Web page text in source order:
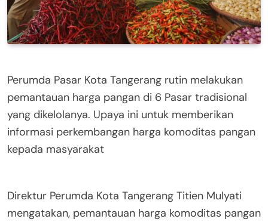
Perumda Pasar Kota Tangerang rutin melakukan
pemantauan harga pangan di 6 Pasar tradisional
yang dikelolanya. Upaya ini untuk memberikan
informasi perkembangan harga komoditas pangan
kepada masyarakat
Direktur Perumda Kota Tangerang Titien Mulyati
mengatakan, pemantauan harga komoditas pangan